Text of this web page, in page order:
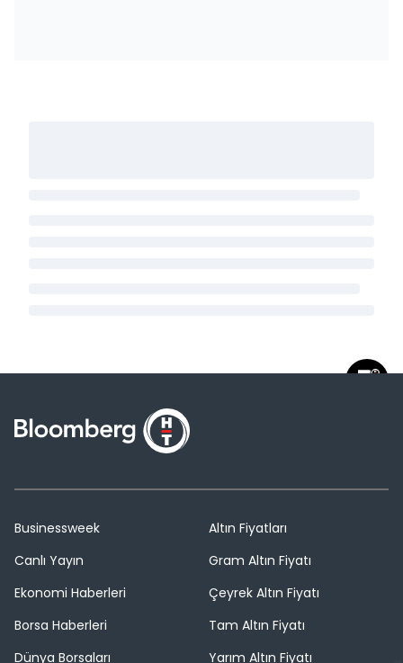
Businessweek
Canlı Yayın
Ekonomi Haberleri
Borsa Haberleri
Dünya Borsaları
Altın Fiyatları
Gram Altın Fiyatı
Çeyrek Altın Fiyatı
Tam Altın Fiyatı
Yarım Altın Fiyatı